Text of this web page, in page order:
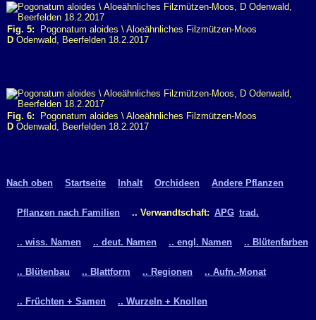
Fig. 5: Pogonatum aloides \ Aloeähnliches Filzmützen-Moos
D Odenwald, Beerfelden 18.2.2017
Fig. 6: Pogonatum aloides \ Aloeähnliches Filzmützen-Moos
D Odenwald, Beerfelden 18.2.2017
Nach oben Startseite Inhalt Orchideen Andere Pflanzen
Pflanzen nach Familien .. Verwandtschaft: APG trad.
.. wiss. Namen .. deut. Namen .. engl. Namen .. Blütenfarben
.. Blütenbau .. Blattform .. Regionen .. Aufn.-Monat
.. Früchten + Samen .. Wurzeln + Knollen